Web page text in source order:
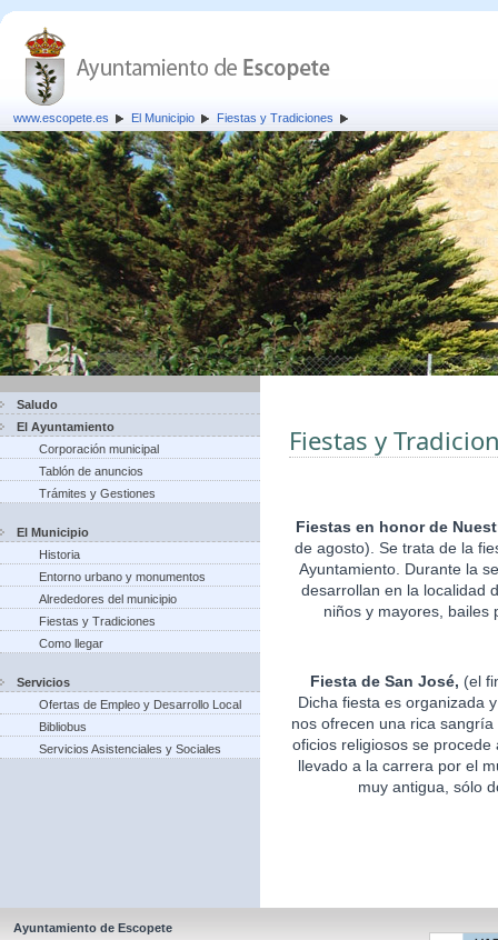
www.escopete.es El Municipio Fiestas y Tradiciones
Saludo
El Ayuntamiento
Corporación municipal
Tablón de anuncios
Trámites y Gestiones
El Municipio
Historia
Entorno urbano y monumentos
Alrededores del municipio
Fiestas y Tradiciones
Como llegar
Servicios
Ofertas de Empleo y Desarrollo Local
Bibliobus
Servicios Asistenciales y Sociales
Fiestas y
Fiestas en honor de
de agosto). Se trata de la
Ayuntamiento. Durante la
desarrollan en la localidad
niños y mayores, bailes
Fiesta de San José, (el
Dicha fiesta es organizada
nos ofrecen una rica
oficios religiosos se
llevado a la carrera por el
muy antigua, sólo
Ayuntamiento de Escopete